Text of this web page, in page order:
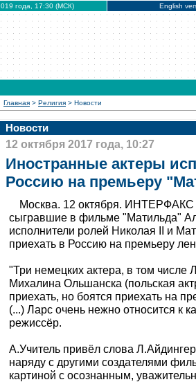
года, 17:30 (МСК) English
Главная > Религия > Новости
Новости
12 октября 2017 года, 10:27
Иностранные актеры
Россию на премьеру
Москва. 12 октября. ИНТЕРФАКС
сыгравшие в фильме "Матильда"
исполнители ролей Николая II и
приехать в Россию на премьеру
"Три немецких актера, в том числе
Михалина Ольшанска (польская
приехать, но боятся приехать на
(...) Ларс очень нежно относится к
режиссёр.
А.Учитель привёл слова
наряду с другими создателями
картиной с осознанным,